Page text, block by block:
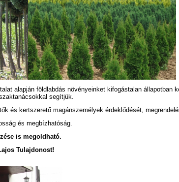
alapján földlabdás növényeinket kifogástalan állapotban
segítjük.
és kertszerető magánszemélyek érdeklődését,
és megbízhatóság.
is megoldható.
Tulajdonost!